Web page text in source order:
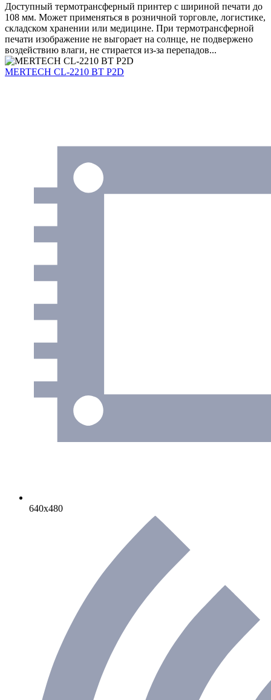
Доступный термотрансферный принтер с шириной печати до
108 мм. Может применяться в розничной торговле, логистике,
складском хранении или медицине. При термотрансферной
печати изображение не выгорает на солнце, не подвержено
воздействию влаги, не стирается из-за перепадов...
MERTECH CL-2210 BT P2D
640х480